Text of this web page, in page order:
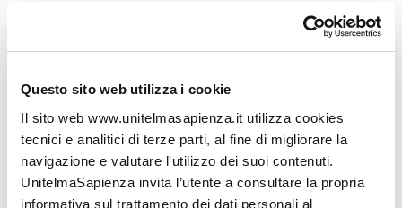
Questo sito web utilizza i cookie
Il sito web www.unitelmasapienza.it utilizza cookies
tecnici e analitici di terze parti, al fine di migliorare la
navigazione e valutare l'utilizzo dei suoi contenuti.
UnitelmaSapienza invita l’utente a consultare la propria
informativa sul trattamento dei dati personali al
sincero spirito di servizio, ha rappresentato un
esempio raro di dedizione al bene comune. Alla
guida dell’Associazione degli Ex Parlamentari della
proprio ruolo con generosità, lucidità e grande
umanità, custodendo con orgoglio la memoria
della centralità del Parlamento e dei valori fondanti
della Repubblica”.